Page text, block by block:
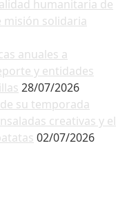
humanitaria de
solidaria
anuales a
y entidades
28/07/2026
su temporada
creativas y el
02/07/2026